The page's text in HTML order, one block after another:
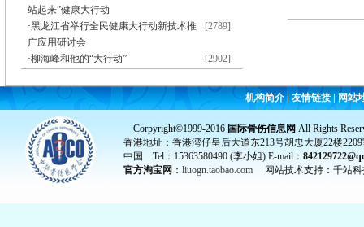
站起来”健康大行动
[2789]
·黑龙江省举行全民健康大行动新技术推
广应用研讨会
[2902]
·柳海峰和他的“大行动”
机构简介| 友情链接 |网站
Corpyright©1999-2016 国际骨伤信息网 All Rights
香港地址：香港湾仔皇后大道东213号胡忠大厦22楼
中国 Tel：15363580490 (李小姐) E-mail：
官方淘宝网 ： liuogn.taobao.com 网站技术支持：千站科